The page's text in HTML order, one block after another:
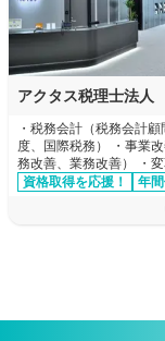
神奈川県
山梨県
長野県
岐阜県
静岡県
兵庫県
奈良県
和歌山県
岡山県
広島県
山口県
福岡県
佐賀県
長崎県
熊本県
鹿児島県
アクタス税理士法人
・税務会計（税務会計
度、国際税務） ・事業改善支援（経営改善、財
務改善、業務改善） ・変革支援（企業再生、企
資格取得を応援！
年
資格